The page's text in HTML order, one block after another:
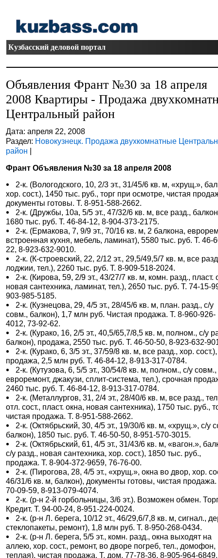
Кузбасский деловой портал
Объявления Франт №30 за 18 апреля
2008 Квартиры - Продажа
Центральный район
Дата: апреля 22, 2008
Раздел: Новокузнецк. Продажа двухкомнатные
район |
Франт Объявления №30 за 18 апреля 2008
2-к. (Вологодского, 10, 2/3 эт., 31/45/6 кв. м, «хрущ.»,
хор. сост.), 1450 тыс. руб., торг при осмотре, чистая
документы готовы. Т. 8-951-588-2662.
2-к. (Дружбы, 10а, 5/5 эт., 47/32/6 кв. м, все разд.,
1680 тыс. руб. Т. 46-84-12, 8-904-373-2175.
2-к. (Ермакова, 7, 9/9 эт., 70/16 кв. м, 2 балкона,
встроенная кухня, мебель, ламинат), 5580 тыс. руб. Т. 46-
22, 8-923-632-9010.
2-к. (К-строевский, 22, 2/12 эт., 29,5/49,5/7 кв. м, все
лоджии, тел.), 2260 тыс. руб. Т. 8-909-518-2024.
2-к. (Кирова, 59, 2/9 эт., 43/27/7 кв. м, комн. разд., пласт.
новая сантехника, ламинат, тел.), 2650 тыс. руб. Т. 74-15-
903-985-5185.
2-к. (Кузнецова, 29, 4/5 эт., 28/45/6 кв. м, план. разд., с/у
совм., балкон), 1,7 млн руб. Чистая продажа. Т. 8-960-926-
4012, 73-92-62.
2-к. (Курако, 16, 2/5 эт., 40,5/65,7/8,5 кв. м, полном., с/у
балкон), продажа, 2550 тыс. руб. Т. 46-50-50, 8-923-632-
2-к. (Курако, 6, 3/5 эт., 37/59/8 кв. м, все разд., хор. сост.),
продажа, 2,5 млн руб. Т. 46-84-12, 8-913-317-0784.
2-к. (Кутузова, 6, 5/5 эт., 30/54/8 кв. м, полном., с/у совм.,
евроремонт, джакузи, сплит-система, тел.), срочная
2460 тыс. руб. Т. 46-84-12, 8-913-317-0784.
2-к. (Металлургов, 31, 2/4 эт., 28/40/6 кв. м, все разд.,
отл. сост., пласт. окна, новая сантехника), 1750 тыс. руб.,
чистая продажа. Т. 8-951-588-2662.
2-к. (Октябрьский, 30, 4/5 эт., 19/30/6 кв. м, «хрущ.», с/у
балкон), 1850 тыс. руб. Т. 46-50-50, 8-951-570-3015.
2-к. (Октябрьский, 61, 4/5 эт., 31/43/6 кв. м, «вагон.»,
с/у разд., новая сантехника, хор. сост.), 1850 тыс. руб.,
продажа. Т. 8-904-372-9659, 76-76-00.
2-к. (Пирогова, 28, 4/5 эт., «хрущ.», окна во двор, хор.
46/31/6 кв. м, балкон), документы готовы, чистая продажа.
70-09-59, 8-913-079-4074.
2-к. (р-н 2-й горбольницы, 3/6 эт.). Возможен обмен.
Кредит. Т. 94-00-24, 8-951-224-0024.
2-к. (р-н Л. берега, 10/12 эт., 46/29,6/7,8 кв. м, сигнал.,
стеклопакеты, ремонт), 1,8 млн руб. Т. 8-950-268-0434.
2-к. (р-н Л. берега, 5/5 эт., комн. разд., окна выходят на
аллею, хор. сост., ремонт, во дворе погреб, тел., домофон,
теплая), чистая продажа. Т. дом. 77-78-36, 8-905-964-6849.